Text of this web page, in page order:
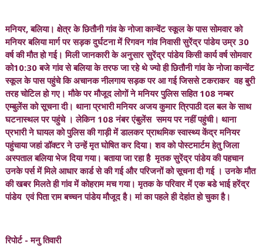
मनियर, बलिया। क्षेत्र के छितौनी गांव के नोजा कान्वेंट स्कूल के पास सोमवार को
मनियर बलिया मार्ग पर सड़क दुर्घटना में रिगवन गांव निवासी सुरेंद्र पांडेय उम्र 30
वर्ष की मौत हो गई। मिली जानकारी के अनुसार सुरेंद्र पांडेय किसी कार्य वर्ष सोमवार
को10:30 बजे गांव से बलिया के तरफ जा रहे थे ज्यो ही छितौनी गांव के नोजा कान्वेंट
स्कूल के पास पहुंचे कि अचानक नीलगाय सड़क पर आ गई जिससे टकराकर वह बुरी
तरह चोटिल हो गए। मौके पर मौजूद लोगों ने मनियर पुलिस सहित 108 नम्बर
एम्बुलेंस को सूचना दी। थाना प्रभारी मनियर अजय कुमार त्रिपाठी दल बल के साथ
घटनास्थल पर पहुंचे । लेकिन 108 नंबर एंबुलेंस समय पर नहीं पहुंची। थाना
प्रभारी ने घायल को पुलिस की गाड़ी में डालकर प्राथमिक स्वास्थ्य केंद्र मनियर
पहुंचाया जहां डॉक्टर ने उन्हें मृत घोषित कर दिया। शव को पोस्टमार्टम हेतु जिला
अस्पताल बलिया भेज दिया गया। बताया जा रहा है मृतक सुरेंद्र पांडेय की पहचान
उनके पर्स में मिले आधार कार्ड से की गई और परिजनों को सूचना दी गई । उनके मौत
की खबर मिलते ही गांव में कोहराम मच गया। मृतक के परिवार में एक बडे भाई हरेंद्र
पांडेय एवं पिता राम बच्चन पांडेय मौजूद है। मां का पहले ही देहांत हो चुका है।
रिपोर्ट - मनु तिवारी